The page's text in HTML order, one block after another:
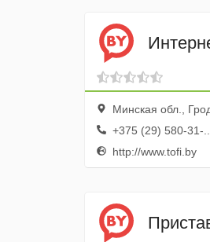
Минская обл.,
+375 (29) 580-31-...
http://www.tofi.by